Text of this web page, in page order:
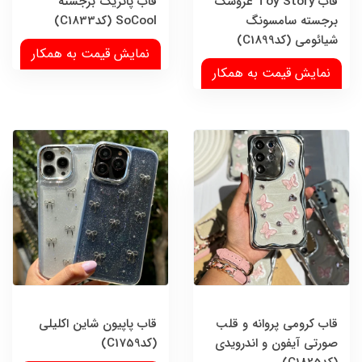
برجسته سامسونگ
شیائومی (کدC1899)
نمایش قیمت به همکار
SoCool (کدC1833)
نمایش قیمت به همکار
قاب کرومی پروانه و قلب
صورتی آیفون و اندرویدی
قاب پاپیون شاین اکلیلی
(کدC1759)